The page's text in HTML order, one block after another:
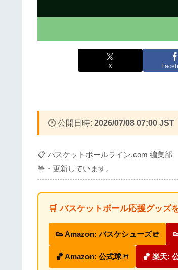
X
🕐 公開日時: 2026/07/08 07:00 JST
📋 バスケットボールライン.com 編集部
筆・更新しています。
🛒 バスケットボール応援グッズ
👟 Amazon: バスケシューズ
🏀 Amazon: 公式球 🏀 楽天: